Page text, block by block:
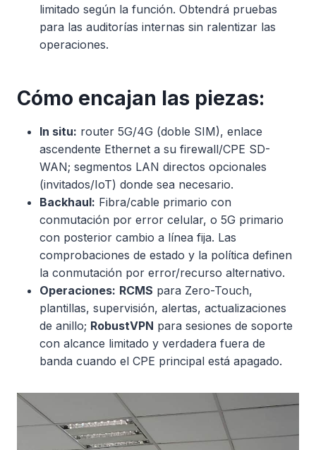
limitado según la función. Obtendrá pruebas
para las auditorías internas sin ralentizar las
operaciones.
Cómo encajan las piezas:
In situ: router 5G/4G (doble SIM), enlace
ascendente Ethernet a su firewall/CPE SD-
WAN; segmentos LAN directos opcionales
(invitados/IoT) donde sea necesario.
Backhaul: Fibra/cable primario con
conmutación por error celular, o 5G primario
con posterior cambio a línea fija. Las
comprobaciones de estado y la política definen
la conmutación por error/recurso alternativo.
Operaciones: RCMS para Zero-Touch,
plantillas, supervisión, alertas, actualizaciones
de anillo; RobustVPN para sesiones de soporte
con alcance limitado y verdadera fuera de
banda cuando el CPE principal está apagado.